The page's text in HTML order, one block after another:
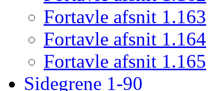
Fortavle afsnit 1.163
Fortavle afsnit 1.164
Fortavle afsnit 1.165
Sidegrene 1-90